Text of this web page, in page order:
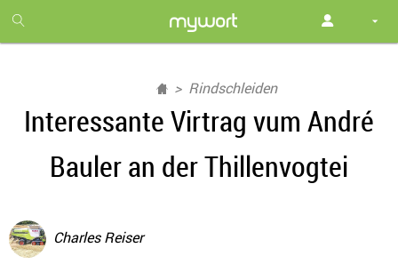
month
free
Rindschleiden
Interessante Virtrag vum André
Bauler an der Thillenvogtei
Charles Reiser